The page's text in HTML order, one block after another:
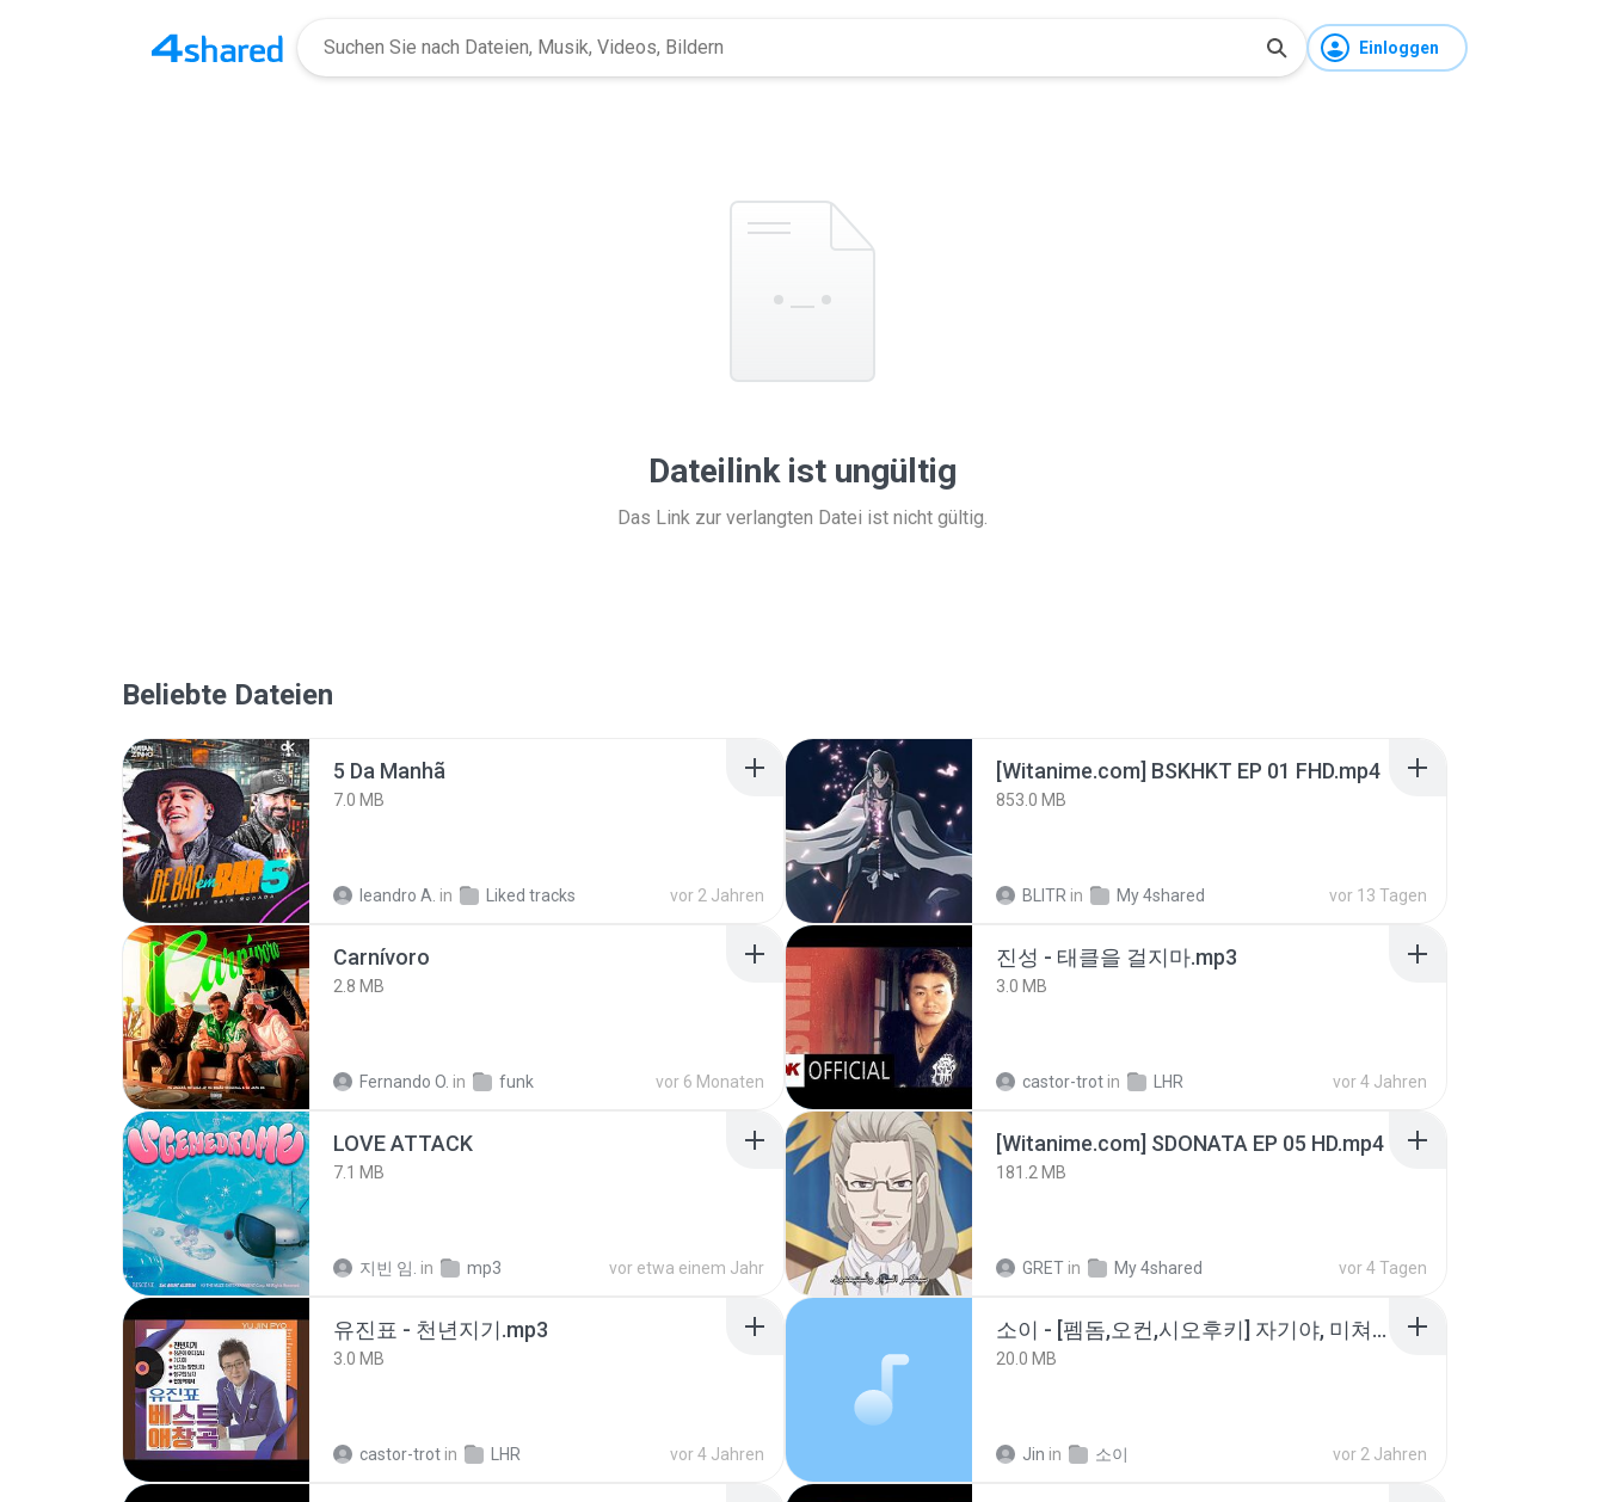
Einloggen
Dateilink ist ungültig
Das Link zur verlangten Datei ist nicht gültig.
Beliebte Dateien
5 Da Manhã
7.0 MB
leandro A. in Liked tracks vor 2 Jahren
[Witanime.com] BSKHKT EP 01 FHD.mp4
853.0 MB
BLITR in My 4shared vor 13 Tagen
Carnívoro
2.8 MB
Fernando O. in funk vor 6 Monaten
진성 - 태클을 걸지마.mp3
3.0 MB
castor-trot in LHR vor 4 Jahren
LOVE ATTACK
7.1 MB
지빈 임. in mp3 vor etwa einem Jahr
[Witanime.com] SDONATA EP 05 HD.mp4
181.2 MB
GRET in My 4shared vor 4 Tagen
유진표 - 천년지기.mp3
3.0 MB
castor-trot in LHR vor 4 Jahren
소이 - [펨돔,오컨,시오후키] 자기야, 미쳐볼래 #남성향 #ASMR #펨돔 #여공남수 #19금.mp3
20.0 MB
Jin in 소이 vor 2 Jahren